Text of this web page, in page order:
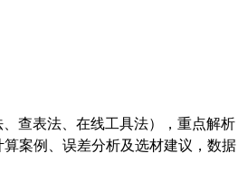
查表法、在线工具法），重点解析
算案例、误差分析及选材建议，数据